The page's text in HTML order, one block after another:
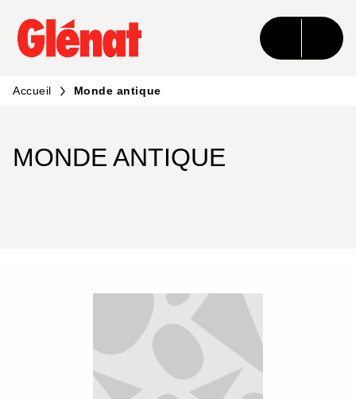
MENU RECHERCHE CONTENU
PIED DE PAGE
Accueil Monde antique
MONDE ANTIQUE